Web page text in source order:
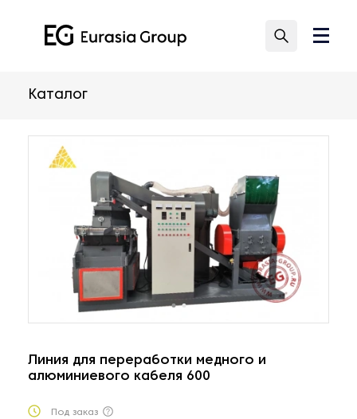
Каталог
Линия для переработки медного и
алюминиевого кабеля 600
Под заказ